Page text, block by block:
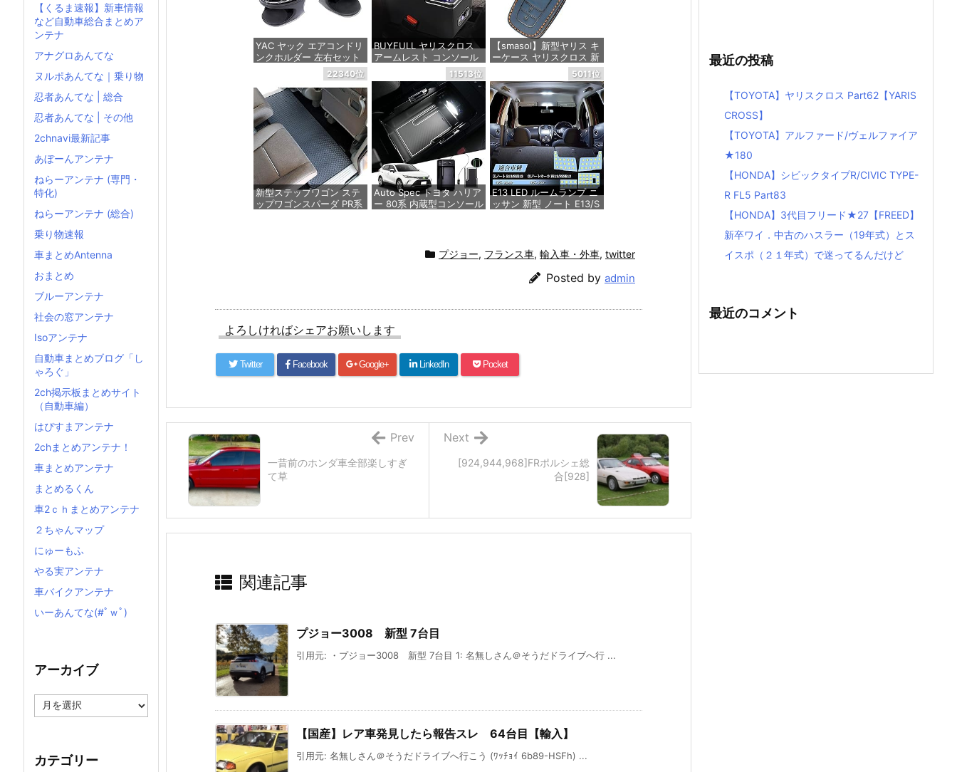
YAC ヤック エアコンドリ
ンクホルダー 左右セット
トヨタ 10系 210系 ヤリス
ヤリスクロス GRヤリス
専用 運転席用/助手席用セ
ット
価格：¥4,489
BUYFULL ヤリスクロス
アームレスト コンソール
ボックス トヨタYarisCros
s 取付簡単 LED付き USB
ポート 肘掛 車内収納 ド
リンクホルダー ヤリスク
ロスアームレストusb202
0年9月(令和2年9月) ～
価格：¥10,799
【smasol】新型ヤリス キ
ーケース ヤリスクロス 新
型ハリアー 80系 キーケー
ス ハイラックス GUN125
ランドクルーザー200系
ミライ MARK X 250G S
専用設計 キーケース 本革
キーカバー キーホルダー
カスタム パーツ ドレスア
ップ (2ボタン, 青)
価格：¥2,180
22340位
新型ステップワゴン ステ
ップワゴンスパーダ PR系
11513位
Auto Spec トヨタ ハリア
ー 80系 内蔵型コンソール
収納ボックス 3Dトレイ
小物入れ 車種専用設計 内
アー 80系, LEDセンサー
5011位
E13 LED ルームランプ ニ
ッサン 新型 ノート E13/S
灯 6000K ホワイト 爆光
ゴースト点灯対策 カスタ
ムパーツ LEDバルブ LED
ルームランプ セット 3チ
工不要 取付簡単 取扱説明
プジョー, フランス車, 輸入車・外車, twitter
Posted by admin
よろしければシェアお願いします
Twitter Facebook Google+ LinkedIn Pocket
[924,944,968]FRポルシェ総
合[928]
Next
一昔前のホンダ車全部楽しすぎ
て草
Prev
関連記事
プジョー3008 新型 7台目
引用元: ・プジョー3008 新型 7台目 1: 名無しさん＠そうだドライブへ行 ...
【国産】レア車発見したら報告スレ 64台目【輸入】
引用元: 名無しさん＠そうだドライブへ行こう (ﾜｯﾁｮｲ 6b89-HSFh) ...
【くるま速報】新車情報
など自動車総合まとめア
ンテナ
アナグロあんてな
ヌルポあんてな｜乗り物
忍者あんてな | 総合
忍者あんてな | その他
2chnavi最新記事
あぼーんアンテナ
ねらーアンテナ (専門・
特化)
ねらーアンテナ (総合)
乗り物速報
車まとめAntenna
おまとめ
ブルーアンテナ
社会の窓アンテナ
Isoアンテナ
自動車まとめブログ「し
ゃろぐ」
2ch掲示板まとめサイト
（自動車編）
はぴすまアンテナ
2chまとめアンテナ！
車まとめアンテナ
まとめるくん
車2ｃｈまとめアンテナ
２ちゃんマップ
にゅーもふ
やる実アンテナ
車バイクアンテナ
いーあんてな(#ﾟｗﾟ)
アーカイブ
ー
ブ
カテゴリー
最近の投稿
【TOYOTA】ヤリスクロス Part62【YARIS
CROSS】
【TOYOTA】アルファード/ヴェルファイア
★180
【HONDA】シビックタイプR/CIVIC TYPE-
R FL5 Part83
【HONDA】3代目フリード★27【FREED】
新卒ワイ．中古のハスラー（19年式）とス
イスポ（２１年式）で迷ってるんだけど
最近のコメント